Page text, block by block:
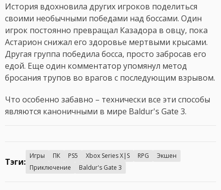
История вдохновила других игроков поделиться
своими необычными победами над боссами. Один
игрок постоянно превращал Казадора в овцу, пока
Астарион снижал его здоровье мертвыми крысами.
Другая группа победила босса, просто забросав его
едой. Еще один комментатор упомянул метод
бросания трупов во врагов с последующим взрывом.
Что особенно забавно – технически все эти способы
являются каноничными в мире Baldur's Gate 3.
Тэги:
Игры ПК PS5 Xbox Series X|S RPG
Экшен
Приключение
Baldur's Gate 3